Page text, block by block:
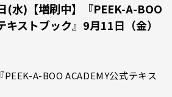
(水)【増刷中】『PEEK-A-BOO
キストブック』9月11日（金）
A-BOO ACADEMY公式テキス